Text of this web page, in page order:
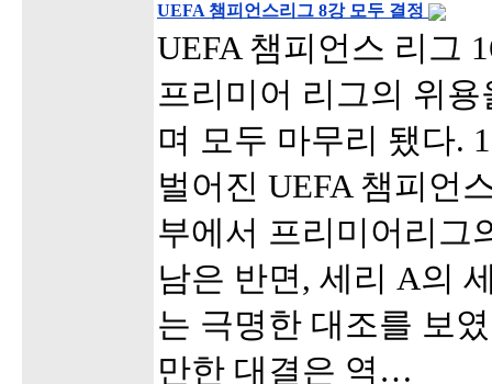
UEFA 챔피언스리그 8강 모두 결정
UEFA 챔피언스 리그
프리미어 리그의 위
며 모두 마무리 됐다.
벌어진 UEFA 챔피언
부에서 프리미어리그
남은 반면, 세리 A의
는 극명한 대조를 보
만한 대결은 역…